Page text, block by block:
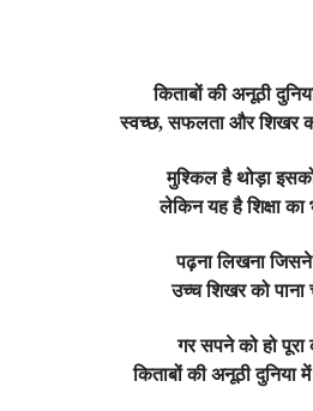
किताबों की अनूठी
स्वच्छ,सफलता और शिखर
मुश्किल है थोड़ा
लेकिन यह है शिक्षा का
पढ़ना लिखना जिसने
उच्च शिखर को पाना
गर सपने को हो पूरा
किताबों की अनूठी दुनिया